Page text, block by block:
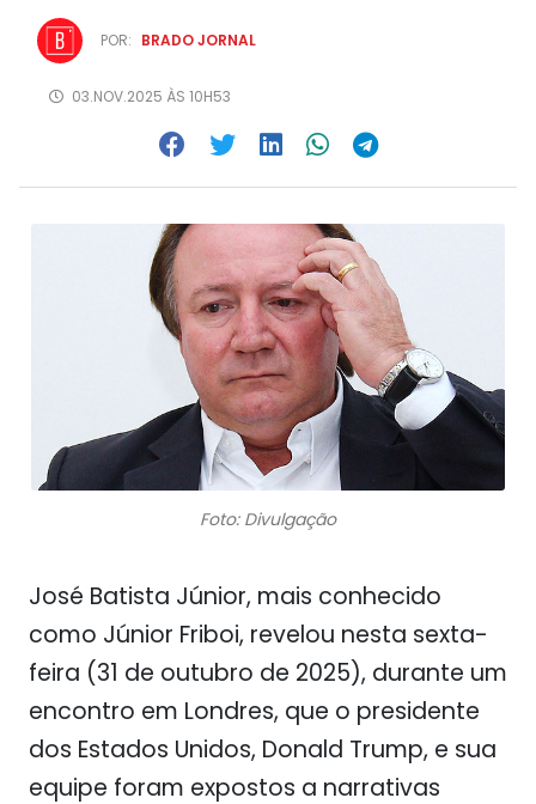
POR: BRADO JORNAL
03.NOV.2025 ÀS 10H53
Foto: Divulgação
José Batista Júnior, mais conhecido
como Júnior Friboi, revelou nesta sexta-
feira (31 de outubro de 2025), durante um
encontro em Londres, que o presidente
dos Estados Unidos, Donald Trump, e sua
equipe foram expostos a narrativas